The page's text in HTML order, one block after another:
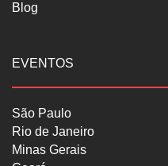
Blog
EVENTOS
São Paulo
Rio de Janeiro
Minas Gerais